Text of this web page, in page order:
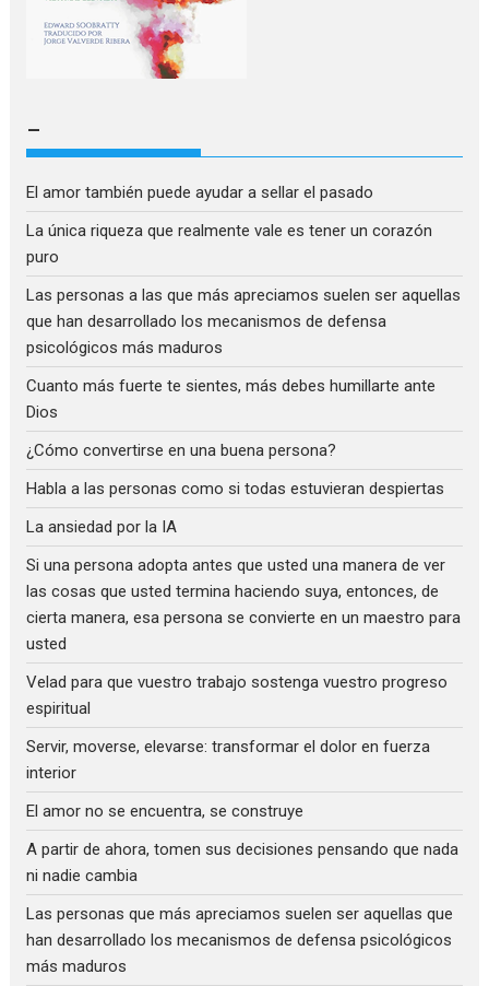
–
El amor también puede ayudar a sellar el pasado
La única riqueza que realmente vale es tener un corazón
puro
Las personas a las que más apreciamos suelen ser aquellas
que han desarrollado los mecanismos de defensa
psicológicos más maduros
Cuanto más fuerte te sientes, más debes humillarte ante
Dios
¿Cómo convertirse en una buena persona?
Habla a las personas como si todas estuvieran despiertas
La ansiedad por la IA
Si una persona adopta antes que usted una manera de ver
las cosas que usted termina haciendo suya, entonces, de
cierta manera, esa persona se convierte en un maestro para
usted
Velad para que vuestro trabajo sostenga vuestro progreso
espiritual
Servir, moverse, elevarse: transformar el dolor en fuerza
interior
El amor no se encuentra, se construye
A partir de ahora, tomen sus decisiones pensando que nada
ni nadie cambia
Las personas que más apreciamos suelen ser aquellas que
han desarrollado los mecanismos de defensa psicológicos
más maduros